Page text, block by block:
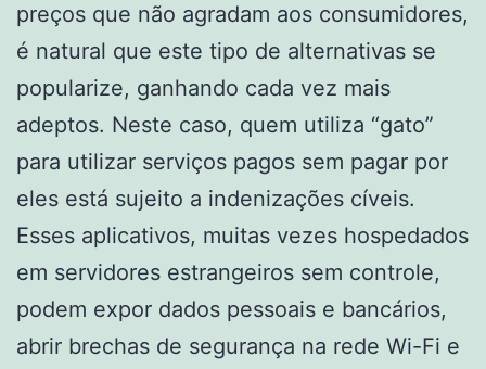
preços que não agradam aos consumidores,
é natural que este tipo de alternativas se
popularize, ganhando cada vez mais
adeptos. Neste caso, quem utiliza “gato”
para utilizar serviços pagos sem pagar por
eles está sujeito a indenizações cíveis.
Esses aplicativos, muitas vezes hospedados
em servidores estrangeiros sem controle,
podem expor dados pessoais e bancários,
abrir brechas de segurança na rede Wi-Fi e